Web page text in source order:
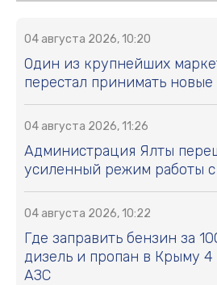
04 августа 2026, 10:20
Один из крупнейших
перестал принимать
04 августа 2026, 11:26
Администрация Ялты
усиленный режим работы
04 августа 2026, 10:22
Где заправить бензин за
дизель и пропан в Крыму 4
АЗС